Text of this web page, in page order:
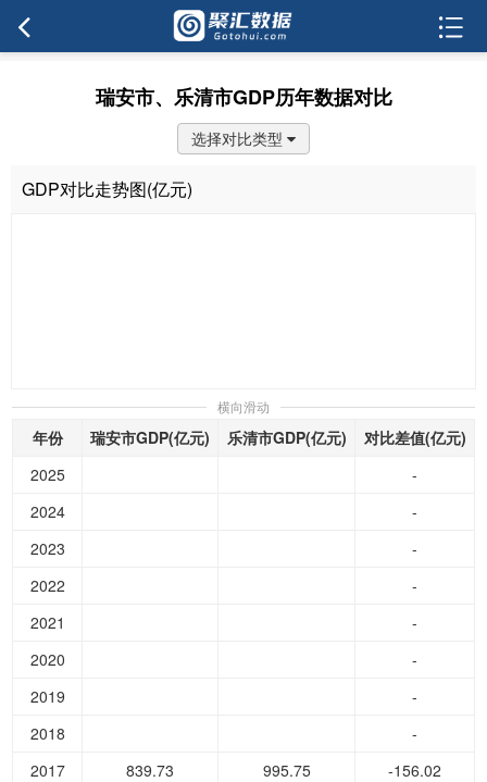
瑞安市、乐清市GDP历年数据对比
选择对比类型
GDP对比走势图(亿元)
横向滑动
年份 瑞安市GDP(亿元) 乐清市GDP(亿元)
对比差值(亿元)
2025
-
2024
-
2023
-
2022
-
2021
-
2020
-
2019
-
2018
-
2017
839.73 995.75
-156.02